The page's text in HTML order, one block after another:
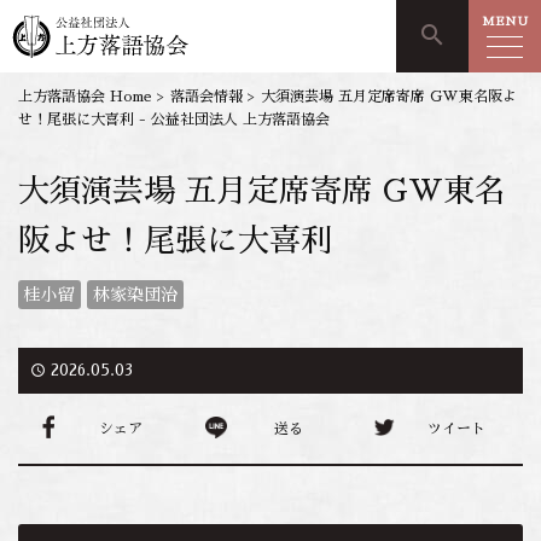
search MENU
上方落語協会 Home > 落語会情報 > 大須演芸場 五月定席寄席 GW東名阪よ
せ！尾張に大喜利 - 公益社団法人 上方落語協会
大須演芸場 五月定席寄席 GW東名
阪よせ！尾張に大喜利
桂小留 林家染団治
access_time 2026.05.03
シェア 送る ツイート